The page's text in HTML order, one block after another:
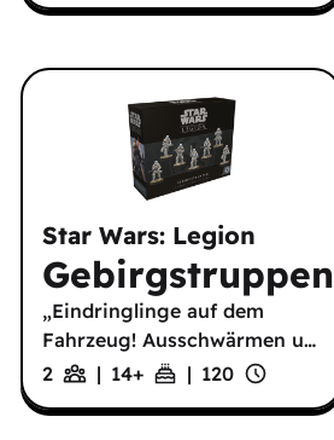
Star Wars: Legion
Gebirgstruppen
„Eindringlinge auf dem
Fahrzeug! Ausschwärmen u…
2
| 14+ | 120